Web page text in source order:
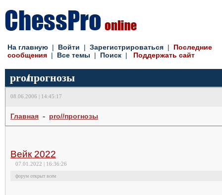
На главную | Войти | Зарегистрироваться | Последние
сообщения | Все темы | Поиск | Поддержать сайт
pro//прогнозы
08.06.2006 | 14:45:17
Главная - pro//прогнозы
Вейк 2022
07.01.2022 | 16:36:26
форум открыт всем